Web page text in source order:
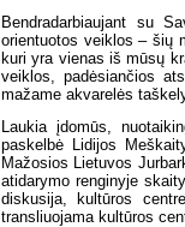
Bendradarbiaujant su
orientuotos veiklos – šių
kuri yra vienas iš mūsų
veiklos, padėsiančios
mažame akvarelės
Laukia įdomūs,
paskelbė Lidijos
Mažosios Lietuvos
atidarymo renginyje
diskusija, kultūros
transliuojama kultūros